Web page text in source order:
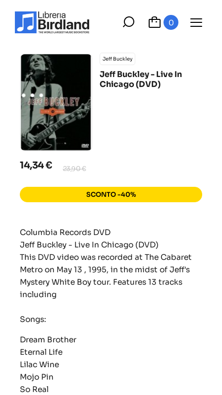
0
Jeff Buckley
Jeff Buckley - Live In
Chicago (DVD)
14,34 € 23,90 €
SCONTO -40%
Columbia Records DVD
Jeff Buckley - Live In Chicago (DVD)
This DVD video was recorded at The Cabaret
Metro on May 13 , 1995, in the midst of Jeff's
Mystery White Boy tour. Features 13 tracks
including
Songs:
Dream Brother
Eternal Life
Lilac Wine
Mojo Pin
So Real